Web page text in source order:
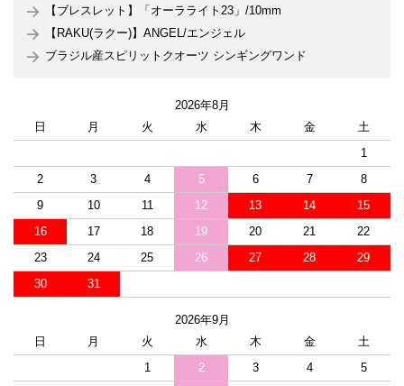
【ブレスレット】「オーラライト23」/10mm
【RAKU(ラクー)】ANGEL/エンジェル
ブラジル産スピリットクオーツ シンギングワンド
2026年8月
日
月 火 水 木 金
土
1
2
3 4 5 6 7
8
9
10 11 12 13 14
15
16
17 18 19 20 21
22
23
24 25 26 27 28
29
30
31
2026年9月
日
月 火 水 木 金
土
1
2 3 4
5